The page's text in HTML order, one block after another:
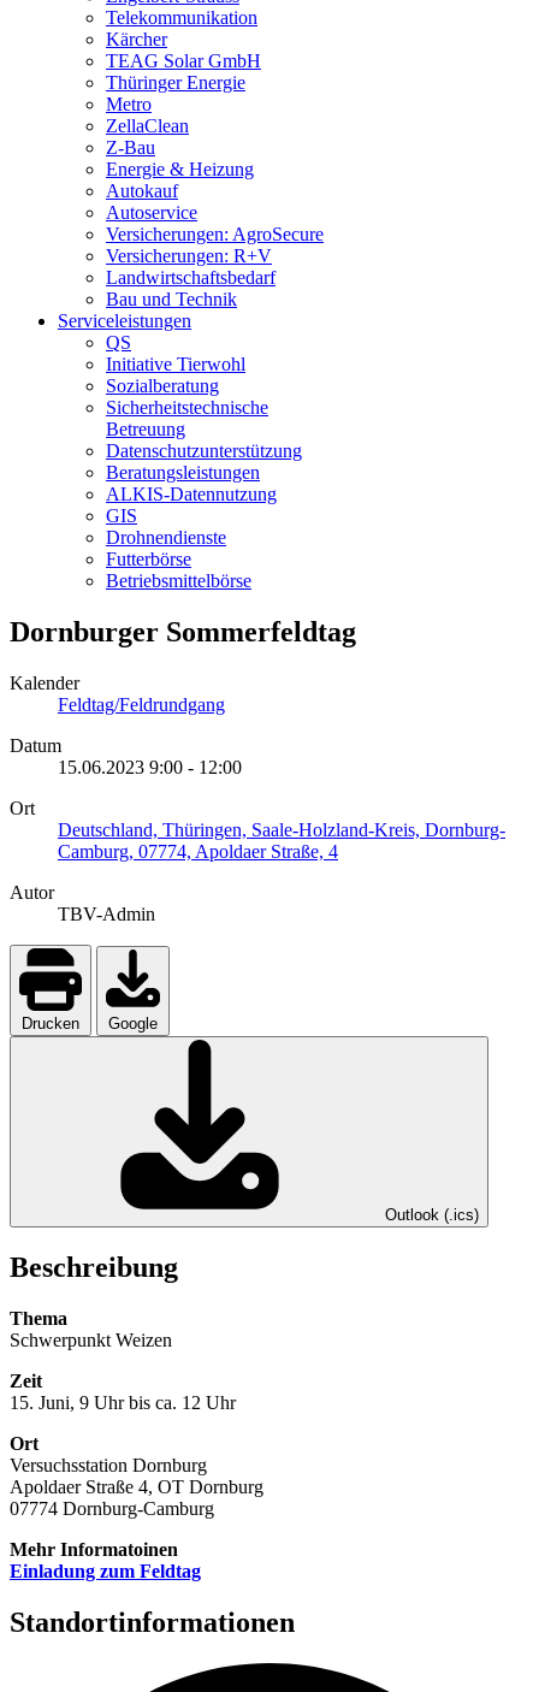
Telekommunikation
Kärcher
TEAG Solar GmbH
Thüringer Energie
Metro
ZellaClean
Z-Bau
Energie & Heizung
Autokauf
Autoservice
Versicherungen: AgroSecure
Versicherungen: R+V
Landwirtschaftsbedarf
Bau und Technik
Service­­leistungen
QS
Initiative Tierwohl
Sozialberatung
Sicherheitstechnische
Betreuung
Datenschutzunterstützung
Beratungsleistungen
ALKIS-Datennutzung
GIS
Drohnendienste
Futterbörse
Betriebsmittelbörse
Dornburger Sommerfeldtag
Kalender
Feldtag/Feldrundgang
Datum
15.06.2023 9:00 - 12:00
Ort
Deutschland, Thüringen, Saale-Holzland-Kreis, Dornburg-
Camburg, 07774, Apoldaer Straße, 4
Autor
TBV-Admin
Drucken Google
Outlook (.ics)
Beschreibung
Thema
Schwerpunkt Weizen
Zeit
15. Juni, 9 Uhr bis ca. 12 Uhr
Ort
Versuchsstation Dornburg
Apoldaer Straße 4, OT Dornburg
07774 Dornburg-Camburg
Mehr Informatoinen
Einladung zum Feldtag
Standortinformationen